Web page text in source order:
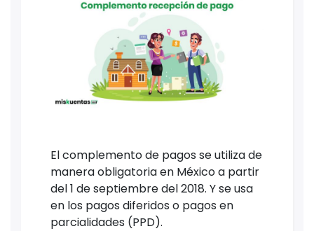
El complemento de pagos se utiliza de
manera obligatoria en México a partir
del 1 de septiembre del 2018. Y se usa
en los pagos diferidos o pagos en
parcialidades (PPD).